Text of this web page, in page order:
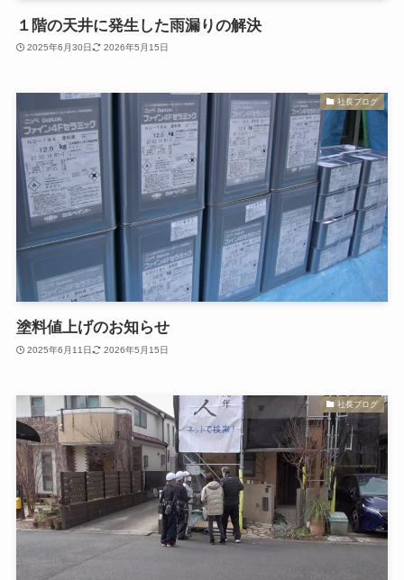
１階の天井に発生した雨漏りの解決
2025年6月30日 2026年5月15日
社長ブログ
塗料値上げのお知らせ
2025年6月11日 2026年5月15日
社長ブログ